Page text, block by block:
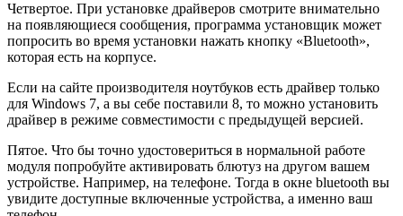
Четвертое. При установке драйверов смотрите внимательно
на появляющиеся сообщения, программа установщик может
попросить во время установки нажать кнопку «Bluetooth»,
которая есть на корпусе.
Если на сайте производителя ноутбуков есть драйвер только
для Windows 7, а вы себе поставили 8, то можно установить
драйвер в режиме совместимости с предыдущей версией.
Пятое. Что бы точно удостовериться в нормальной работе
модуля попробуйте активировать блютуз на другом вашем
устройстве. Например, на телефоне. Тогда в окне bluetooth вы
увидите доступные включенные устройства, а именно ваш